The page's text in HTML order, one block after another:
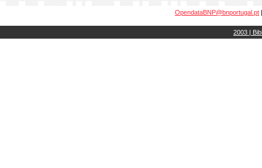
OpendataBNP@bnportugal.pt
2003 |